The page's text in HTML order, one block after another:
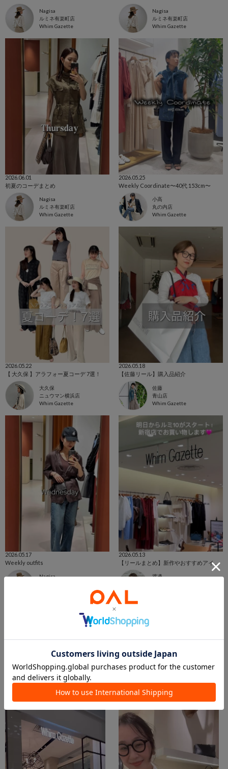
Nagisa
ルミネ有楽町店
Whim Gazette
Nagisa
ルミネ有楽町店
Whim Gazette
2026.06.01
初夏のコーデまとめ
Nagisa
ルミネ有楽町店
Whim Gazette
2026.05.25
Weekly Coordinate〜40代 153cm〜
小高
丸の内店
Whim Gazette
2026.05.22
【 大久保 】アラフォー夏コーデ 7選！
大久保
ニュウマン横浜店
Whim Gazette
2026.05.18
【佐藤リール】購入品紹介
佐藤
青山店
Whim Gazette
2026.05.17
Weekly outfits
Nagisa
2026.05.13
【リールまとめ】新作やおすすめアイテム✨️
渡邊
この商品を紹介したパルクロPLAY